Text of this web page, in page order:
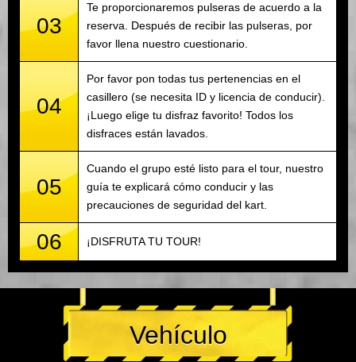
03
Te proporcionaremos pulseras de acuerdo a la
reserva. Después de recibir las pulseras, por
favor llena nuestro cuestionario.
04
Por favor pon todas tus pertenencias en el
casillero (se necesita ID y licencia de conducir).
¡Luego elige tu disfraz favorito! Todos los
disfraces están lavados.
05
Cuando el grupo esté listo para el tour, nuestro
guía te explicará cómo conducir y las
precauciones de seguridad del kart.
06 ¡DISFRUTA TU TOUR!
Vehículo